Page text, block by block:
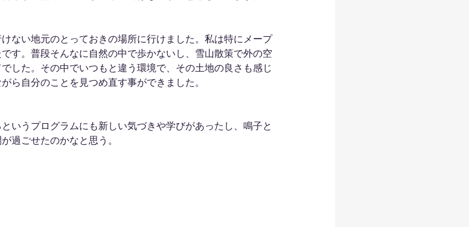
ない地元のとっておきの場所に行けました。私は特にメープ
す。普段そんなに自然の中で歩かないし、雪山散策で外の空
した。その中でいつもと違う環境で、その土地の良さも感じ
ら自分のことを見つめ直す事ができました。
いうプログラムにも新しい気づきや学びがあったし、鳴子と
過ごせたのかなと思う。